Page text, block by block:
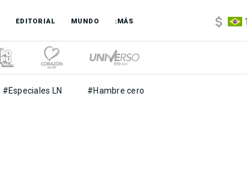
EDITORIAL MUNDO :MÁS
#Especiales LN #Hambre cero